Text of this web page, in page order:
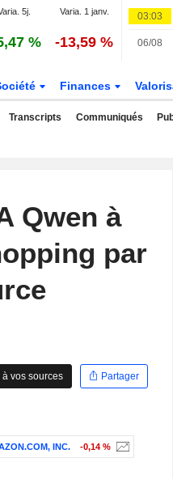
5j. Varia. 1 janv.
% -13,59 %
03:03
06/08
Finances
Transcripts Communiqués
Qwen à
par
vos sources
Partager
INC. -0,14 %